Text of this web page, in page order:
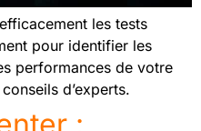
les tests
pour identifier les
performances de votre
d’experts.